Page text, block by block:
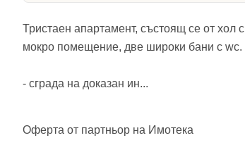
Тристаен апартамент, състоящ се от хол
мокро помещение, две широки бани с
- сграда на доказан ин...
Оферта от партньор на Имотека